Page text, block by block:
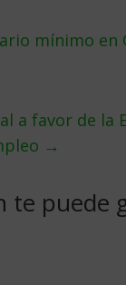
mí­nimo en
a favor de la
→
te puede